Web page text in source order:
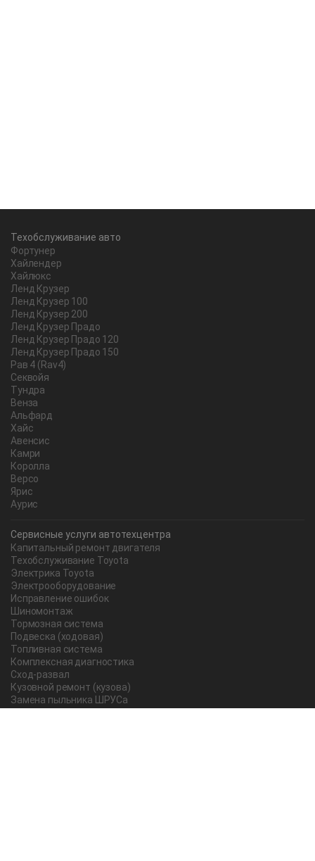
Техобслуживание авто
Фортунер
Хайлендер
Хайлюкс
Ленд Крузер
Ленд Крузер 100
Ленд Крузер 200
Ленд Крузер Прадо
Ленд Крузер Прадо 120
Ленд Крузер Прадо 150
Рав 4 (Rav4)
Секвойя
Тундра
Венза
Альфард
Хайс
Авенсис
Камри
Королла
Версо
Ярис
Аурис
Сервисные услуги автотехцентра
Капитальный ремонт двигателя
Техобслуживание Toyota
Электрика Toyota
Электрооборудование
Исправление ошибок
Шиномонтаж
Тормозная система
Подвеска (ходовая)
Топливная система
Комплексная диагностика
Сход-развал
Кузовной ремонт (кузова)
Замена пыльника ШРУСа